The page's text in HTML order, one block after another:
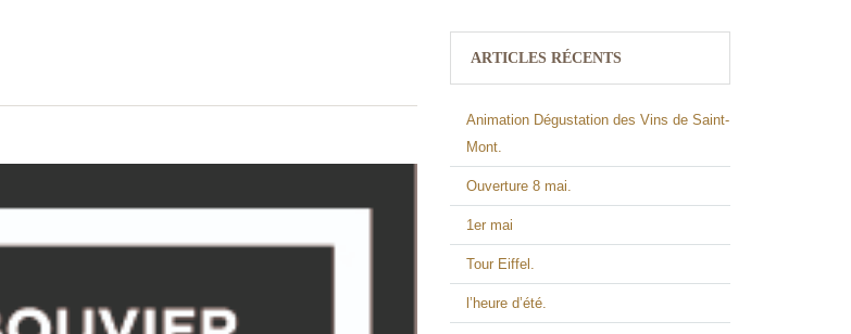
ARTICLES RÉCENTS
Animation Dégustation des Vins de Saint-
Mont.
Ouverture 8 mai.
1er mai
Tour Eiffel.
l’heure d’été.